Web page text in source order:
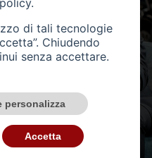
di tali tecnologie
Chiudendo
senza accettare.
personalizza
Accetta